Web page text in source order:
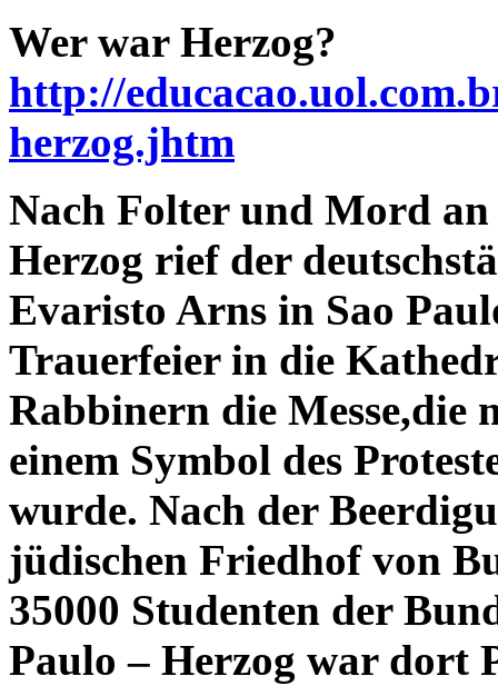
Wer war Herzog?
http://
herzog.jhtm
Nach Folter und Mord
Herzog rief der
Evaristo Arns in Sao
Trauerfeier in die
Rabbinern die Messe,die
einem Symbol des
wurde. Nach der
jüdischen Friedhof von
35000 Studenten der
Paulo – Herzog war dort